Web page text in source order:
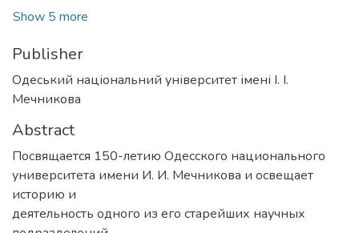
Show 5 more
Publisher
Одеський національний університет імені І. І.
Мечникова
Abstract
Посвящается 150-летию Одесского национального
университета имени И. И. Мечникова и освещает
историю и
деятельность одного из его старейших научных